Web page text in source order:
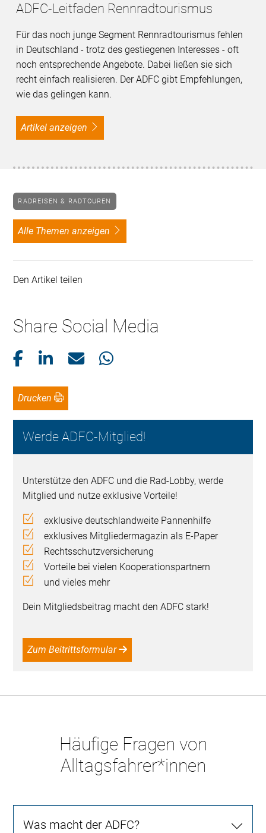
ADFC-Leitfaden Rennradtourismus
Für das noch junge Segment Rennradtourismus fehlen
in Deutschland - trotz des gestiegenen Interesses - oft
noch entsprechende Angebote. Dabei ließen sie sich
recht einfach realisieren. Der ADFC gibt Empfehlungen,
wie das gelingen kann.
Artikel anzeigen
RADREISEN & RADTOUREN
alle Themen anzeigen
Den Artikel teilen
Share Social Media
Drucken
Werde ADFC-Mitglied!
Unterstütze den ADFC und die Rad-Lobby, werde
Mitglied und nutze exklusive Vorteile!
exklusive deutschlandweite Pannenhilfe
exklusives Mitgliedermagazin als E-Paper
Rechtsschutzversicherung
Vorteile bei vielen Kooperationspartnern
und vieles mehr
Dein Mitgliedsbeitrag macht den ADFC stark!
Zum Beitrittsformular
Häufige Fragen von
Alltagsfahrer*innen
Was macht der ADFC?